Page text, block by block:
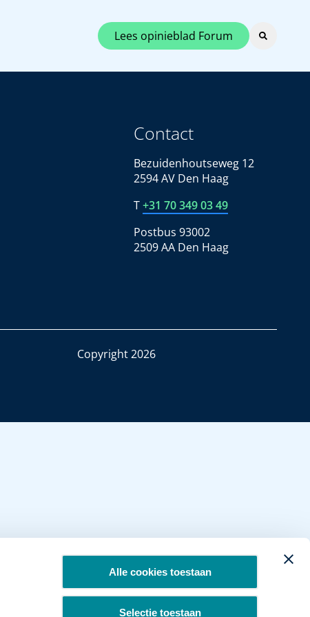
Alle cookies toestaan
Selectie toestaan
Lees opinieblad Forum
Contact
Bezuidenhoutseweg 12
2594 AV Den Haag
T+31 70 349 03 49
Postbus 93002
2509 AA Den Haag
Copyright 2026